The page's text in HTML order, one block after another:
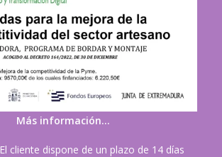
Más información…
El cliente dispone de un plazo de 14 días